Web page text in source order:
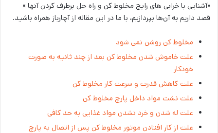
«آشنایی با خرابی های رایج مخلوط کن و راه حل برطرف کردن آنها »
قصد داریم به آن‌ها بپردازیم، با ما در این مقاله از آچارباز همراه باشید.
مخلوط کن روشن نمی شود
علت خاموش شدن مخلوط کن بعد از چند ثانیه به صورت
خودکار
علت کاهش قدرت و سرعت کار مخلوط کن
علت نشت مواد داخل پارچ مخلوط کن
علت له شدن و خرد نشدن مواد غذایی به حد کافی
علت از کار افتادن موتور مخلوط کن پس از اتصال به پارچ